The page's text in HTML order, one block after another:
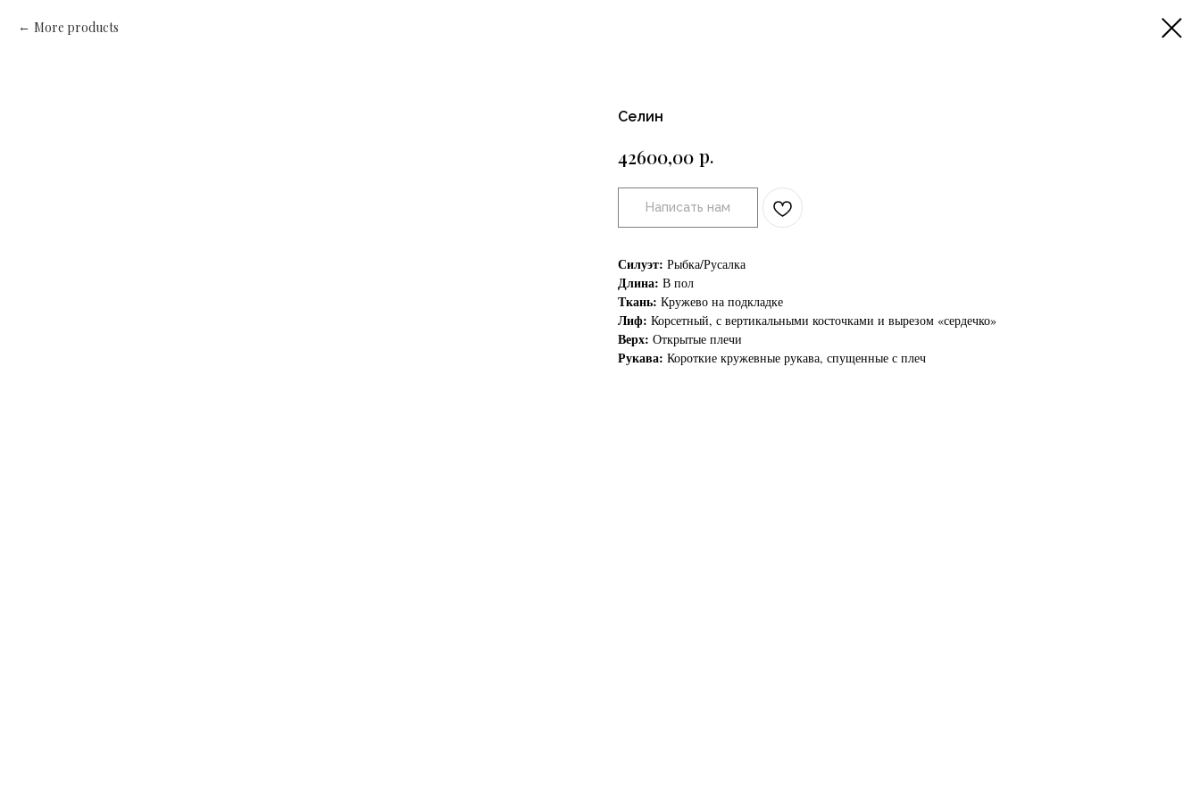
More products
Селин
42600,00 р.
Написать нам
Силуэт: Рыбка/Русалка
Длина: В пол
Ткань: Кружево на подкладке
Лиф: Корсетный, с вертикальными косточками и вырезом «сердечко»
Верх: Открытые плечи
Рукава: Короткие кружевные рукава, спущенные с плеч